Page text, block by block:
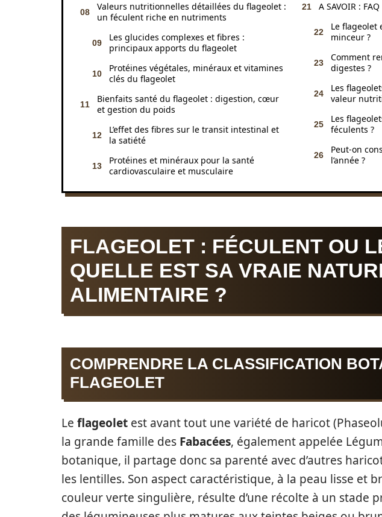
Valeurs nutritionnelles détaillées du flageolet :
un féculent riche en nutriments
Les glucides complexes et fibres :
principaux apports du flageolet
Protéines végétales, minéraux et vitamines
clés du flageolet
Bienfaits santé du flageolet : digestion, cœur
et gestion du poids
L’effet des fibres sur le transit intestinal et
la satiété
Protéines et minéraux pour la santé
cardiovasculaire et musculaire
A SAVOIR : FAQ
Le flageolet
minceur ?
Comment
digestes ?
Les
valeur
Les
féculents ?
Peut-on
l’année ?
FLAGEOLET : FÉCULENT OU
QUELLE EST SA VRAIE
ALIMENTAIRE ?
COMPRENDRE LA CLASSIFICATION
FLAGEOLET
Le flageolet est avant tout une variété de haricot
la grande famille des Fabacées, également appelée
botanique, il partage donc sa parenté avec d’autres
les lentilles. Son aspect caractéristique, à la peau lisse et
couleur verte singulière, résulte d’une récolte à un stade